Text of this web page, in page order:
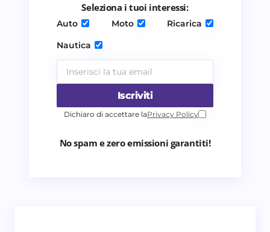
Invia commento
Seleziona i tuoi interessi:
Auto Moto
Ricarica
Nautica
Iscriviti
Dichiaro di accettare laPrivacy Policy
No spam e zero emissioni garantiti!